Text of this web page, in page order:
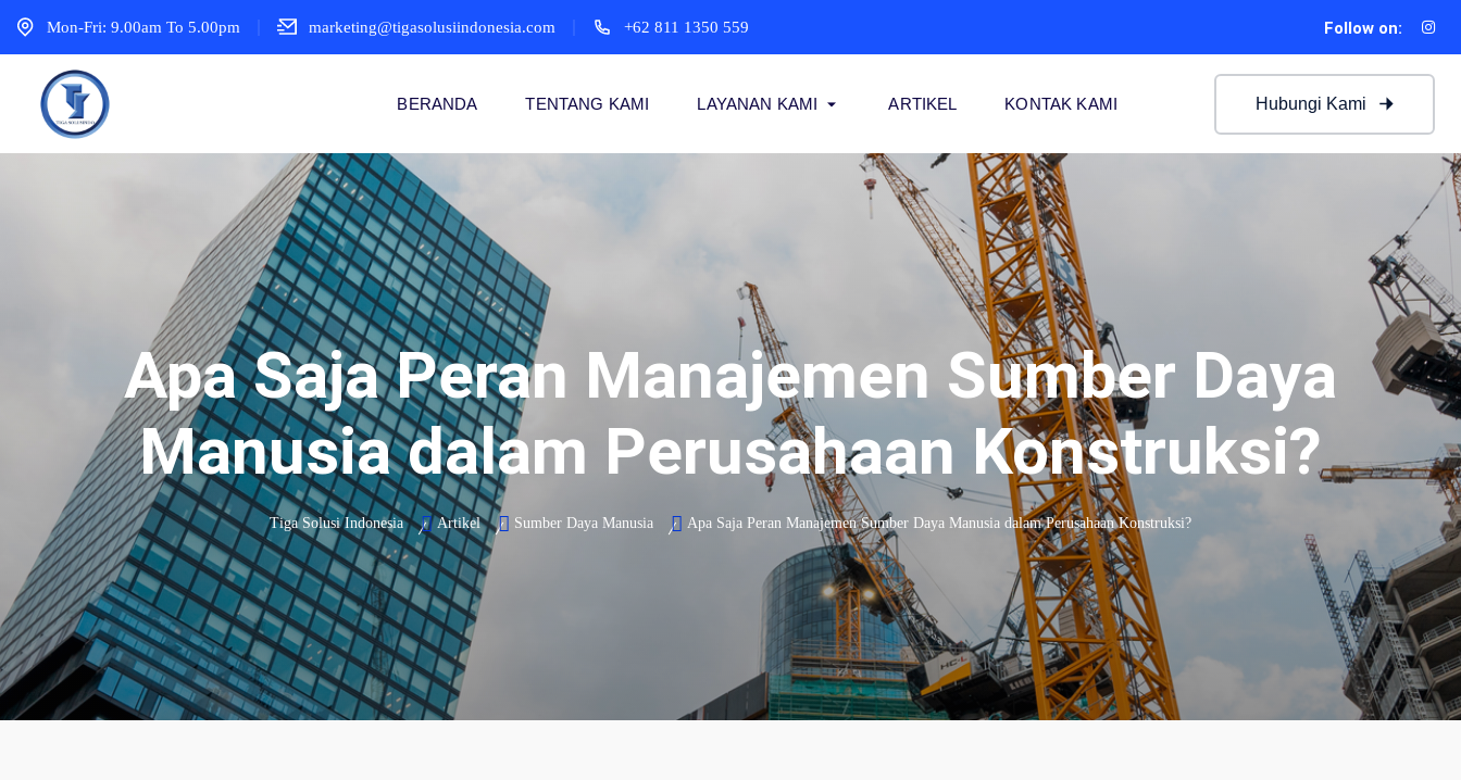
Mon-Fri: 9.00am To 5.00pm marketing@tigasolusiindonesia.com +62 811 1350 559 Follow on:
BERANDA TENTANG KAMI LAYANAN KAMI ARTIKEL KONTAK KAMI Hubungi Kami
Apa Saja Peran Manajemen Sumber Daya
Manusia dalam Perusahaan Konstruksi?
Tiga Solusi Indonesia Artikel Sumber Daya Manusia Apa Saja Peran Manajemen Sumber Daya Manusia dalam Perusahaan Konstruksi?